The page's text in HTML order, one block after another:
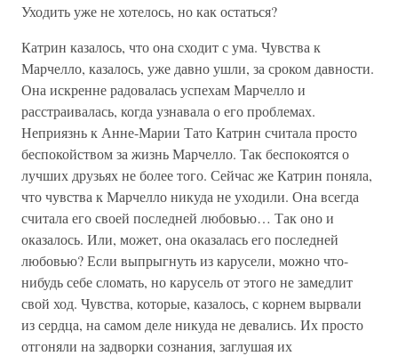
Уходить уже не хотелось, но как остаться?
Катрин казалось, что она сходит с ума. Чувства к
Марчелло, казалось, уже давно ушли, за сроком давности.
Она искренне радовалась успехам Марчелло и
расстраивалась, когда узнавала о его проблемах.
Неприязнь к Анне-Марии Тато Катрин считала просто
беспокойством за жизнь Марчелло. Так беспокоятся о
лучших друзьях не более того. Сейчас же Катрин поняла,
что чувства к Марчелло никуда не уходили. Она всегда
считала его своей последней любовью… Так оно и
оказалось. Или, может, она оказалась его последней
любовью? Если выпрыгнуть из карусели, можно что-
нибудь себе сломать, но карусель от этого не замедлит
свой ход. Чувства, которые, казалось, с корнем вырвали
из сердца, на самом деле никуда не девались. Их просто
отгоняли на задворки сознания, заглушая их